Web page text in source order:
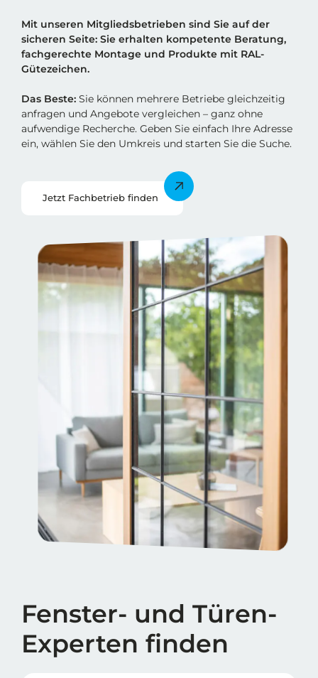
Mit unseren Mitgliedsbetrieben sind Sie auf der
sicheren Seite: Sie erhalten kompetente Beratung,
fachgerechte Montage und Produkte mit RAL-
Gütezeichen.
Das Beste: Sie können mehrere Betriebe gleichzeitig
anfragen und Angebote vergleichen – ganz ohne
aufwendige Recherche. Geben Sie einfach Ihre Adresse
ein, wählen Sie den Umkreis und starten Sie die Suche.
Jetzt Fachbetrieb finden
Fenster- und Türen-
Experten finden